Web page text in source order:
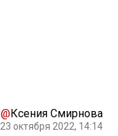
@Ксения Смирнова
23 октября 2022, 14:14